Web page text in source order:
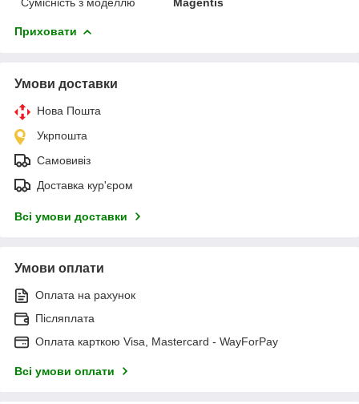
Приховати
Умови доставки
Нова Пошта
Укрпошта
Самовивіз
Доставка кур'єром
Всі умови доставки
Умови оплати
Оплата на рахунок
Післяплата
Оплата карткою Visa, Mastercard - WayForPay
Всі умови оплати